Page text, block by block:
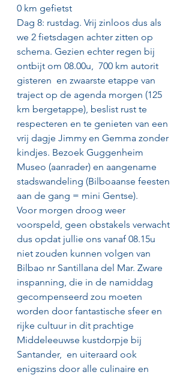
0 km gefietst
Dag 8: rustdag. Vrij zinloos dus als
we 2 fietsdagen achter zitten op
schema. Gezien echter regen bij
ontbijt om 08.00u,  700 km autorit
gisteren  en zwaarste etappe van
traject op de agenda morgen (125
km bergetappe), beslist rust te
respecteren en te genieten van een
vrij dagje Jimmy en Gemma zonder
kindjes. Bezoek Guggenheim
Museo (aanrader) en aangename
stadswandeling (Bilboaanse feesten
aan de gang = mini Gentse).
Voor morgen droog weer
voorspeld, geen obstakels verwacht
dus opdat jullie ons vanaf 08.15u
niet zouden kunnen volgen van
Bilbao nr Santillana del Mar. Zware
inspanning, die in de namiddag
gecompenseerd zou moeten
worden door fantastische sfeer en
rijke cultuur in dit prachtige
Middeleeuwse kustdorpje bij
Santander,  en uiteraard ook
enigszins door alle culinaire en